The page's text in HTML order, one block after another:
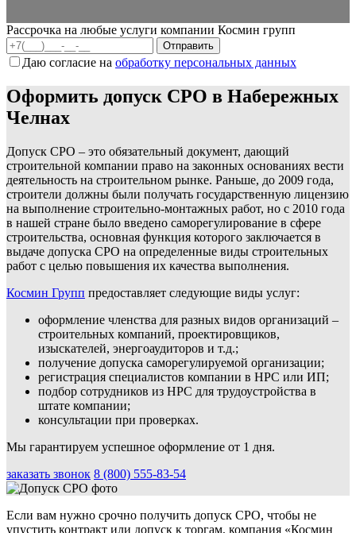
Рассрочка на любые услуги компании Космин групп
Даю согласие на обработку персональных данных
Оформить допуск СРО в Набережных
Челнах
Допуск СРО – это обязательный документ, дающий
строительной компании право на законных основаниях вести
деятельность на строительном рынке. Раньше, до 2009 года,
строители должны были получать государственную лицензию
на выполнение строительно-монтажных работ, но с 2010 года
в нашей стране было введено саморегулирование в сфере
строительства, основная функция которого заключается в
выдаче допуска СРО на определенные виды строительных
работ с целью повышения их качества выполнения.
Космин Групп предоставляет следующие виды услуг:
оформление членства для разных видов организаций –
строительных компаний, проектировщиков,
изыскателей, энергоаудиторов и т.д.;
получение допуска саморегулируемой организации;
регистрация специалистов компании в НРС или ИП;
подбор сотрудников из НРС для трудоустройства в
штате компании;
консультации при проверках.
Мы гарантируем успешное оформление от 1 дня.
заказать звонок 8 (800) 555-83-54
Если вам нужно срочно получить допуск СРО, чтобы не
упустить контракт или допуск к торгам, компания «Космин